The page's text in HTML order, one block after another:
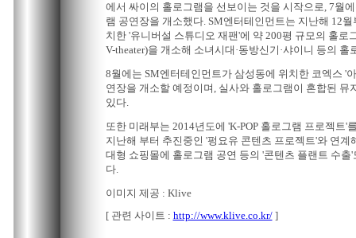
에서 싸이의 홀로그램을 선보이는 것을 시작으로, 7월
램 공연장을 개소했다. SM엔터테인먼트는 지난해 12
치한 '유니버설 스튜디오 재팬'에 약 200평 규모의 홀로
V-theater)을 개소해 소녀시대·동방신기·샤이니 등의 홀
8월에는 SM엔터테인먼트가 삼성동에 위치한 코엑스 '
연장을 개소할 예정이며, 실사와 홀로그램이 혼합된 뮤
있다.
또한 미래부는 2014년도에 'K-POP 홀로그램 프로젝트'
지난해 부터 추진중인 '펑요유 콘텐츠 프로젝트'와 연계
대형 쇼핑몰에 홀로그램 공연 등의 '콘텐츠 플랜트 수출
다.
이미지 제공 : Klive
[ 관련 사이트 : http://www.klive.co.kr/]